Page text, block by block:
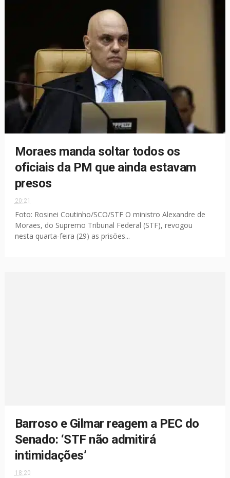
Moraes manda soltar todos os
oficiais da PM que ainda estavam
presos
20:21
Foto: Rosinei Coutinho/SCO/STF O ministro Alexandre de
Moraes, do Supremo Tribunal Federal (STF), revogou
nesta quarta-feira (29) as prisões...
Barroso e Gilmar reagem a PEC do
Senado: ‘STF não admitirá
intimidações’
18:20